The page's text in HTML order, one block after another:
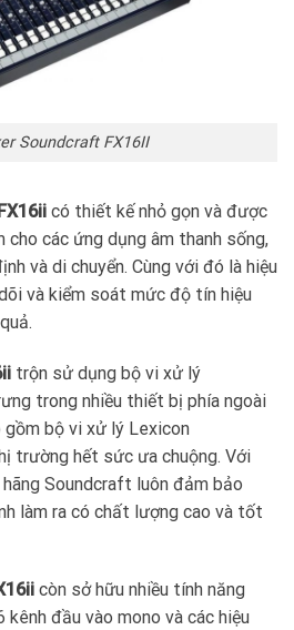
Soundcraft FX16II
có thiết kế nhỏ gọn và được
cho các ứng dụng âm thanh sống,
và di chuyển. Cùng với đó là hiệu
và kiểm soát mức độ tín hiệu
trộn sử dụng bộ vi xử lý
trong nhiều thiết bị phía ngoài
bộ vi xử lý Lexicon
trường hết sức ưa chuộng. Với
Soundcraft luôn đảm bảo
làm ra có chất lượng cao và tốt
còn sở hữu nhiều tính năng
kênh đầu vào mono và các hiệu